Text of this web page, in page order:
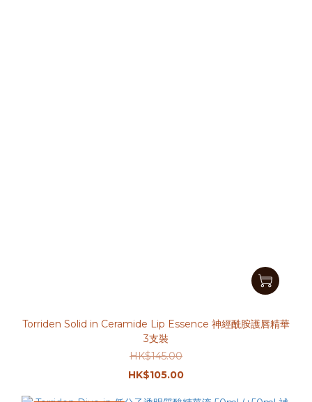
Torriden Solid in Ceramide Lip Essence 神經酰胺護唇精華
3支裝
HK$145.00
HK$105.00